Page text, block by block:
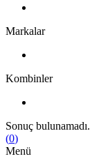
Markalar
Kombinler
Sonuç bulunamadı.
(0)
Menü